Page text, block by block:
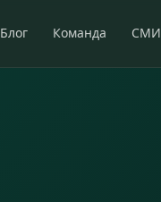
Блог Команда СМИ